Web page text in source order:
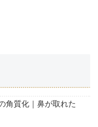
角質化｜鼻が取れた